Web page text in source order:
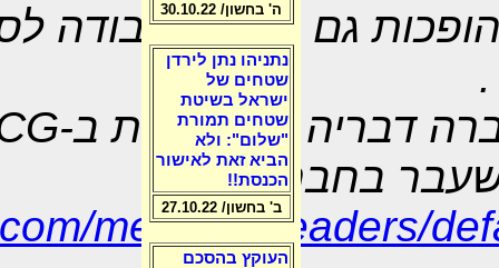
גם למקום עבודה
.
דבריה של עובדת ב-
בחברה.
meet_us/leaders/
ה' בחשון/ 30.10.22
נתניהו נתן לירדן
שטחים של
ישראל בשיטת
שטחים תמורת
"שלום": ולא
הביא זאת לאישור
הכנסת!!
ב' בחשון/ 27.10.22
העוקץ בהסכם